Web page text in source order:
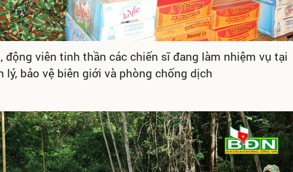
động viên tinh thần các chiến sĩ đang làm nhiệm vụ tại
lý, bảo vệ biên giới và phòng chống dịch